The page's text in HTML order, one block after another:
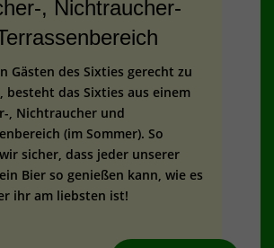
, Nichtraucher-
Gästen des Sixties gerecht zu
besteht das Sixties aus einem
, Nichtraucher und
(im Sommer). So
sicher, dass jeder unserer
Bier so genießen kann, wie es
ihr am liebsten ist!